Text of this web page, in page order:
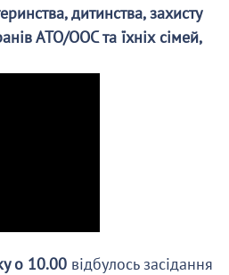
дитинства, захисту
АТО/ООС та їхніх сімей,
о 10.00 відбулось засідання